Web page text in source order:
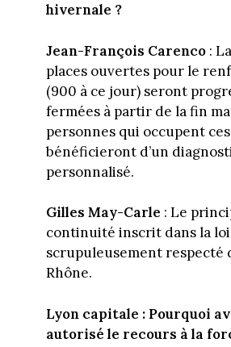
hivernale ?
Jean-François Carenco:
places ouvertes pour le
(900 à ce jour) seront
fermées à partir de la fin
personnes qui occupent
bénéficieront d’un
personnalisé.
Gilles May-Carle : Le
continuité inscrit dans la
scrupuleusement respecté
Rhône.
Lyon capitale :Pourquoi
autorisé le recours à la